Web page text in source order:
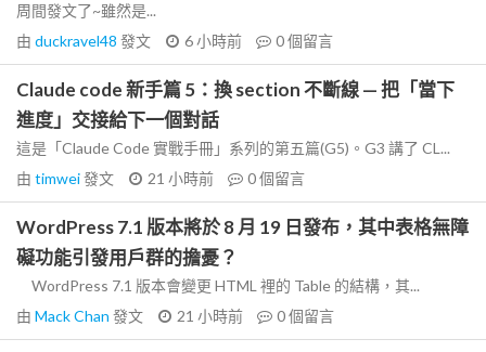
周間發文了~雖然是...
由 duckravel48 發文 6 小時前 0個留言
Claude code 新手篇 5：換 section 不斷線 — 把「當下
進度」交接給下一個對話
這是「Claude Code 實戰手冊」系列的第五篇(G5)。G3 講了 CL...
由 timwei發文 21 小時前 0個留言
WordPress 7.1 版本將於 8 月 19 日發布，其中表格無障
礙功能引發用戶群的擔憂？
WordPress 7.1 版本會變更 HTML 裡的 Table 的結構，其...
由 Mack Chan 發文 21 小時前 0個留言